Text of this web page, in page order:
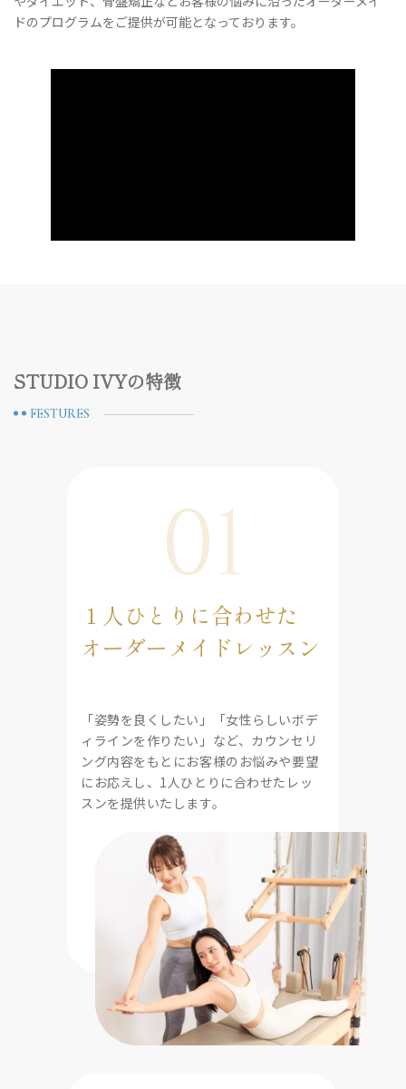
ドのプログラムをご提供が可能となっております。
STUDIO IVYの特徴
FESTURES
１人ひとりに合わせた
オーダーメイドレッスン
01
「姿勢を良くしたい」「女性らしいボデ
ィラインを作りたい」など、カウンセリ
ング内容をもとにお客様のお悩みや要望
にお応えし、1人ひとりに合わせたレッ
スンを提供いたします。